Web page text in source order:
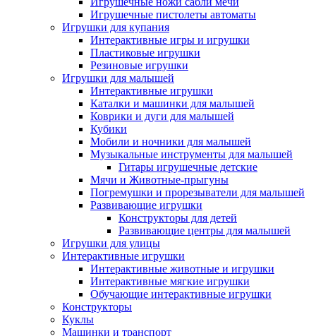
Игрушечные пистолеты автоматы
Игрушки для купания
Интерактивные игры и игрушки
Пластиковые игрушки
Резиновые игрушки
Игрушки для малышей
Интерактивные игрушки
Каталки и машинки для малышей
Коврики и дуги для малышей
Кубики
Мобили и ночники для малышей
Музыкальные инструменты для малышей
Гитары игрушечные детские
Мячи и Животные-прыгуны
Погремушки и прорезыватели для малышей
Развивающие игрушки
Конструкторы для детей
Развивающие центры для малышей
Игрушки для улицы
Интерактивные игрушки
Интерактивные животные и игрушки
Интерактивные мягкие игрушки
Обучающие интерактивные игрушки
Конструкторы
Куклы
Машинки и транспорт